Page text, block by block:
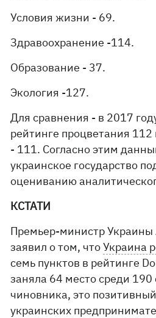
Условия жизни - 69.
Здравоохранение -114.
Образование - 37.
Экология -127.
Для сравнения - в 2017
рейтинге процветания
- 111. Согласно этим
украинское государство
оцениванию
КСТАТИ
Премьер-министр Украины
заявил о том, чтоУкраина
семь пунктов в рейтинге
заняла 64 место среди 190
чиновника, это
украинских